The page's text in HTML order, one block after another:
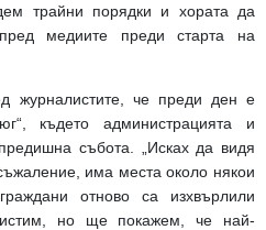
трайни порядки и хората да
медиите преди старта на
журналистите, че преди ден е
където администрацията и
събота. „Исках да видя
има места около някои
отново са изхвърлили
но ще покажем, че най-